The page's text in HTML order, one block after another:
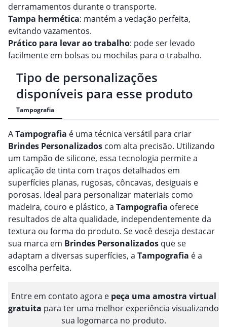
derramamentos durante o transporte.
Tampa hermética: mantém a vedação perfeita,
evitando vazamentos.
Prático para levar ao trabalho: pode ser levado
facilmente em bolsas ou mochilas para o trabalho.
Tipo de personalizações
disponíveis para esse produto
Tampografia
ATampografia é uma técnica versátil para criar
Brindes Personalizados com alta precisão. Utilizando
um tampão de silicone, essa tecnologia permite a
aplicação de tinta com traços detalhados em
superfícies planas, rugosas, côncavas, desiguais e
porosas. Ideal para personalizar materiais como
madeira, couro e plástico, a Tampografia oferece
resultados de alta qualidade, independentemente da
textura ou forma do produto. Se você deseja destacar
sua marca em Brindes Personalizados que se
adaptam a diversas superfícies, a Tampografia é a
escolha perfeita.
Entre em contato agora e peça uma amostra virtual
gratuita para ter uma melhor experiência visualizando
sua logomarca no produto.